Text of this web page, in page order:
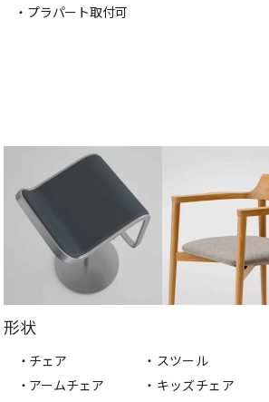
・プラパート取付可
形状
・チェア
・アームチェア
・スツール
・キッズチェア